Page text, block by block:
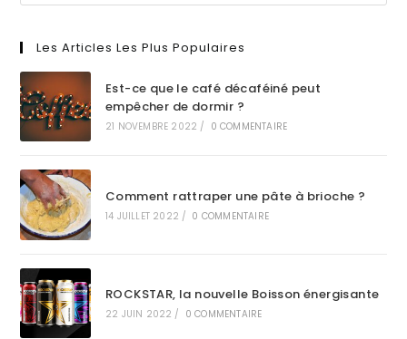
Les Articles Les Plus Populaires
Est-ce que le café décaféiné peut
empêcher de dormir ?
21 NOVEMBRE 2022 / 0 COMMENTAIRE
Comment rattraper une pâte à brioche ?
14 JUILLET 2022 / 0 COMMENTAIRE
ROCKSTAR, la nouvelle Boisson énergisante
22 JUIN 2022 / 0 COMMENTAIRE